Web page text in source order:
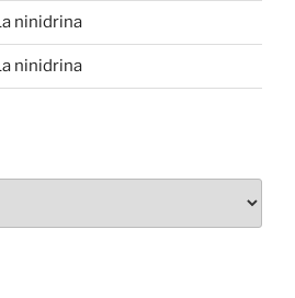
ninidrina
ninidrina